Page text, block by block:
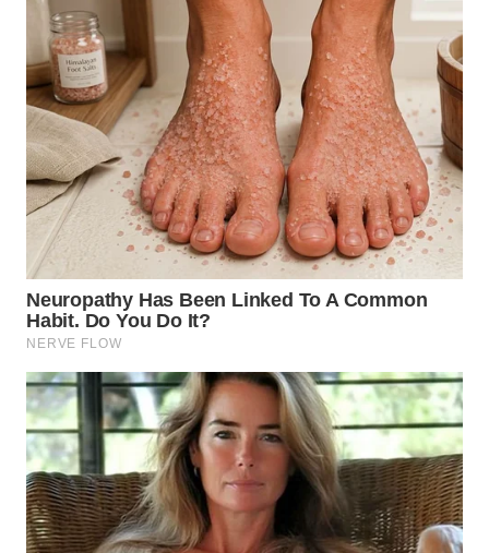
WN
DAIRI
WN
DANAU
TOBA
WN
NIAS
WN
LANGKAT
WN
TAPANULI
SELATAN
WN
TANJUNG
LESUNG